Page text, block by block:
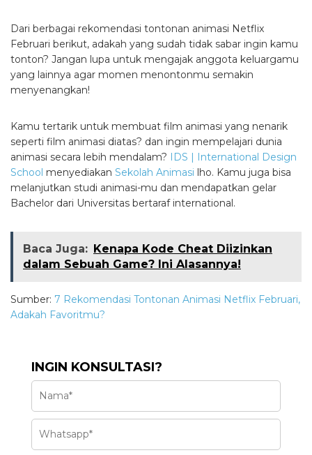
Dari berbagai rekomendasi tontonan animasi Netflix
Februari berikut, adakah yang sudah tidak sabar ingin kamu
tonton? Jangan lupa untuk mengajak anggota keluargamu
yang lainnya agar momen menontonmu semakin
menyenangkan!
Kamu tertarik untuk membuat film animasi yang nenarik
seperti film animasi diatas? dan ingin mempelajari dunia
animasi secara lebih mendalam? IDS | International Design
School menyediakan Sekolah Animasi lho. Kamu juga bisa
melanjutkan studi animasi-mu dan mendapatkan gelar
Bachelor dari Universitas bertaraf international.
Baca Juga: Kenapa Kode Cheat Diizinkan
dalam Sebuah Game? Ini Alasannya!
Sumber: 7 Rekomendasi Tontonan Animasi Netflix Februari,
Adakah Favoritmu?
INGIN KONSULTASI?